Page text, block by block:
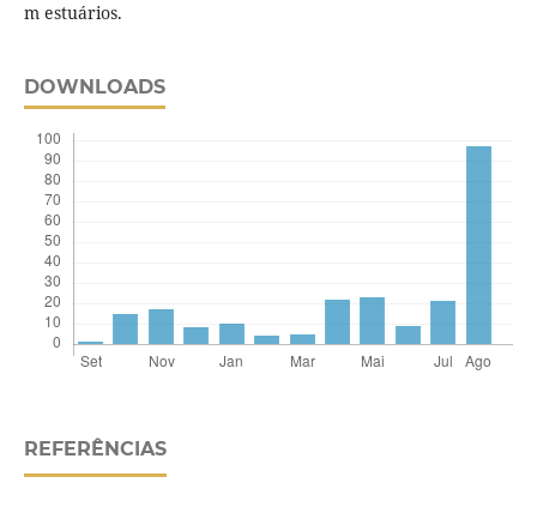
m estuários.
DOWNLOADS
REFERÊNCIAS